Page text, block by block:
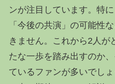
ンが注目しています。特
「今後の共演」の可能性
きません。これから2人が
たな一歩を踏み出すのか
ているファンが多いでし